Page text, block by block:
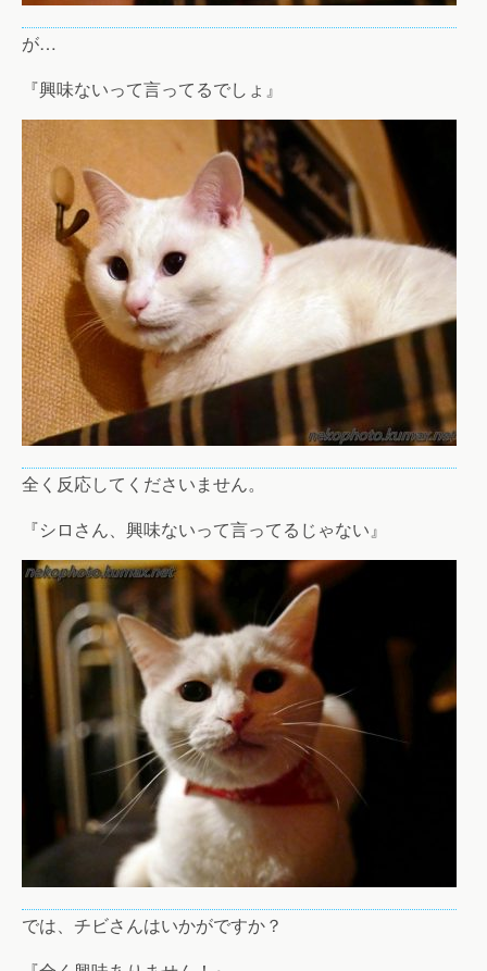
が…
『興味ないって言ってるでしょ』
全く反応してくださいません。
『シロさん、興味ないって言ってるじゃない』
では、チビさんはいかがですか？